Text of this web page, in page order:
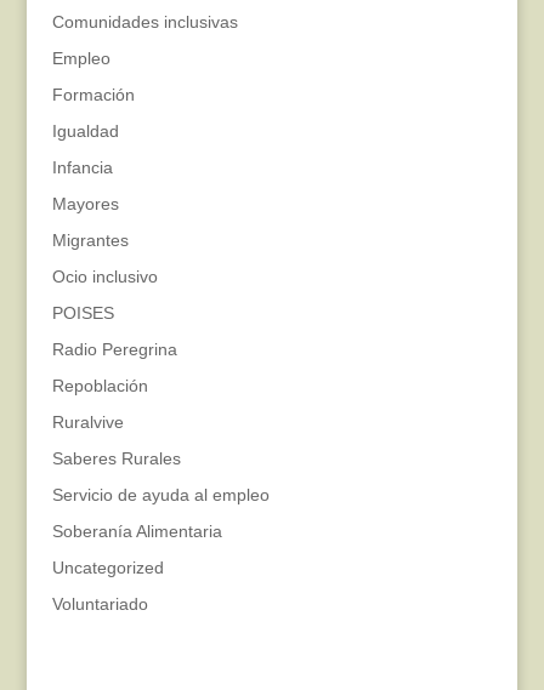
Comunidades inclusivas
Empleo
Formación
Igualdad
Infancia
Mayores
Migrantes
Ocio inclusivo
POISES
Radio Peregrina
Repoblación
Ruralvive
Saberes Rurales
Servicio de ayuda al empleo
Soberanía Alimentaria
Uncategorized
Voluntariado